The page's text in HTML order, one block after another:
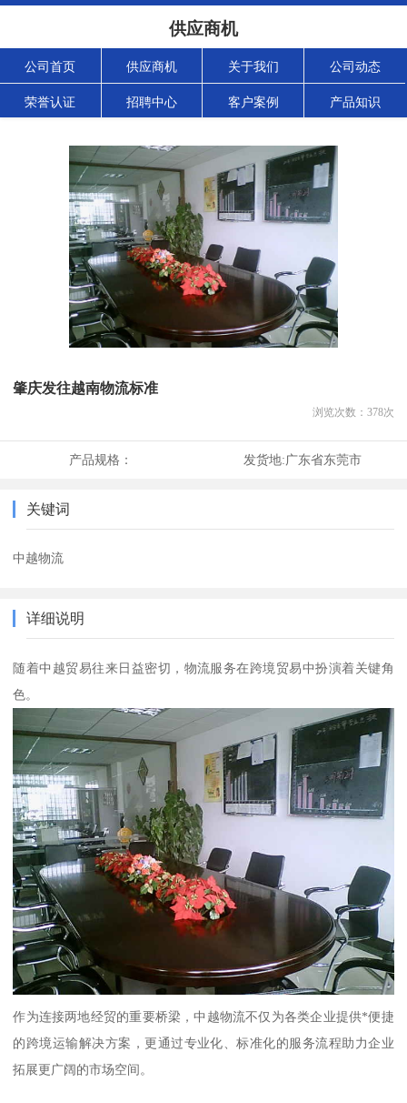
供应商机
公司首页 供应商机 关于我们 公司动态
荣誉认证 招聘中心 客户案例 产品知识
肇庆发往越南物流标准
浏览次数： 378次
产品规格： 发货地:广东省东莞市
关键词
中越物流
详细说明
随着中越贸易往来日益密切，物流服务在跨境贸易中扮演着关键角
色。
作为连接两地经贸的重要桥梁，中越物流不仅为各类企业提供*便捷
的跨境运输解决方案，更通过专业化、标准化的服务流程助力企业
拓展更广阔的市场空间。